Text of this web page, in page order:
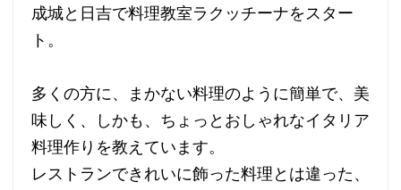
成城と日吉で料理教室ラクッチーナをスター
ト。
多くの方に、まかない料理のように簡単で、美
味しく、しかも、ちょっとおしゃれなイタリア
料理作りを教えています。
レストランできれいに飾った料理とは違った、